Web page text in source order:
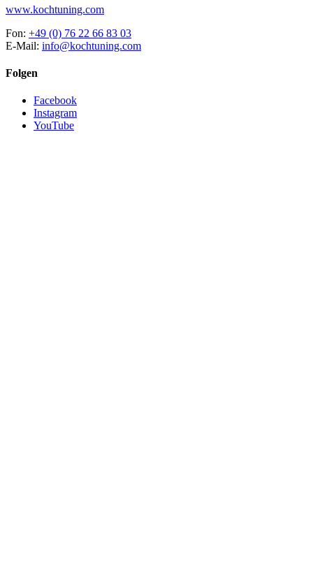
www.kochtuning.com
Fon: +49 (0) 76 22 66 83 03
E-Mail: info@kochtuning.com
Folgen
Facebook
Instagram
YouTube